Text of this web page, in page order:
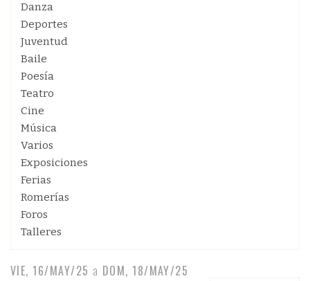
Danza
Deportes
Juventud
Baile
Poesía
Teatro
Cine
Música
Varios
Exposiciones
Ferias
Romerías
Foros
Talleres
VIE, 16/MAY/25 a DOM, 18/MAY/25